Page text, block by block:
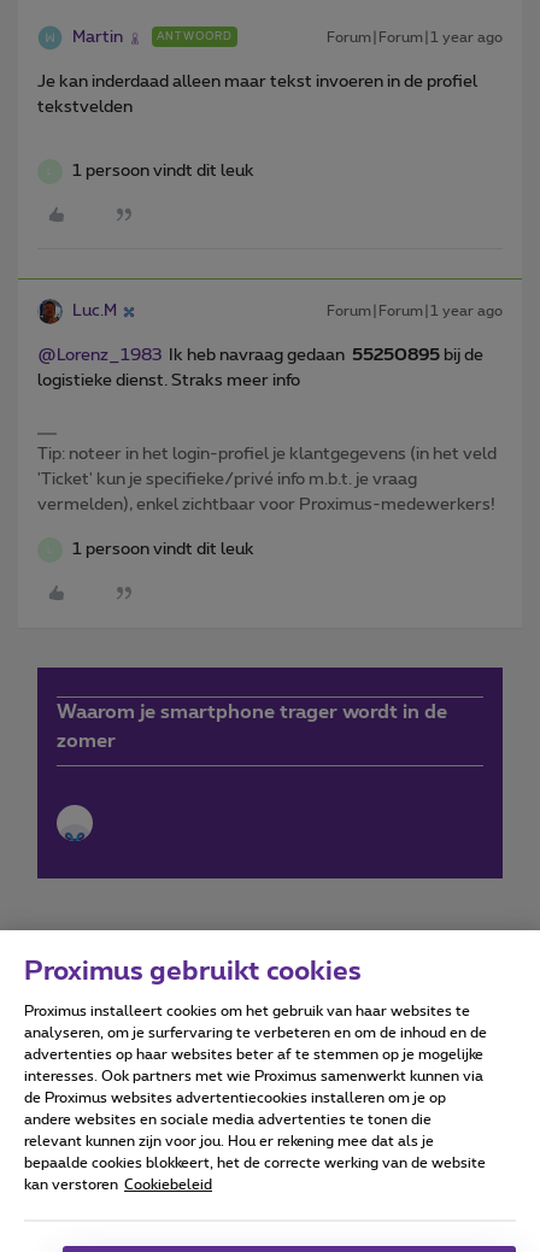
Martin ANTWOORD Forum|Forum|1 year ago
Je kan inderdaad alleen maar tekst invoeren in de profiel
tekstvelden
1 persoon vindt dit leuk
Luc.M Forum|Forum|1 year ago
@Lorenz_1983 Ik heb navraag gedaan 55250895 bij de
logistieke dienst. Straks meer info
Tip: noteer in het login-profiel je klantgegevens (in het veld
'Ticket' kun je specifieke/privé info m.b.t. je vraag
vermelden), enkel zichtbaar voor Proximus-medewerkers!
1 persoon vindt dit leuk
Waarom je smartphone trager wordt in de
zomer
Forumvoorwaarden Accessibility statement
Alle rechten voorbehouden. © Proximus
Algemene voorwaarden, consumenteninfo
Proximus gebruikt cookies
Proximus installeert cookies om het gebruik van haar websites te
analyseren, om je surfervaring te verbeteren en om de inhoud en de
advertenties op haar websites beter af te stemmen op je mogelijke
interesses. Ook partners met wie Proximus samenwerkt kunnen via
de Proximus websites advertentiecookies installeren om je op
andere websites en sociale media advertenties te tonen die
relevant kunnen zijn voor jou. Hou er rekening mee dat als je
bepaalde cookies blokkeert, het de correcte werking van de website
kan verstoren Cookiebeleid